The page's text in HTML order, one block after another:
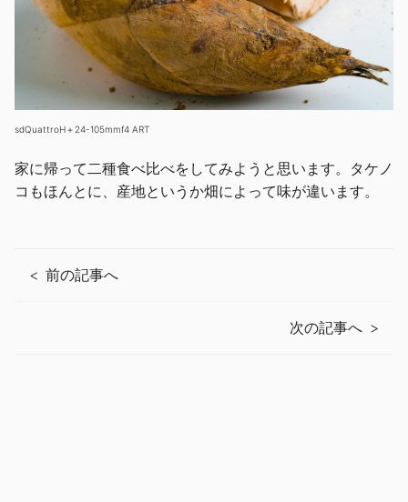
sdQuattroH＋24-105mmf4 ART
家に帰って二種食べ比べをしてみようと思います。タケノ
コもほんとに、産地というか畑によって味が違います。
前の記事へ
次の記事へ